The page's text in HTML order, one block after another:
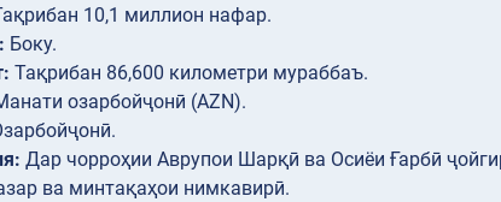
10,1 миллион нафар.
Боку.
Тақрибан 86,600 километри мураббаъ.
озарбойҷонӣ (AZN).
Дар чорроҳии Аврупои Шарқӣ ва Осиёи Ғарбӣ
ва минтақаҳои нимкавирӣ.